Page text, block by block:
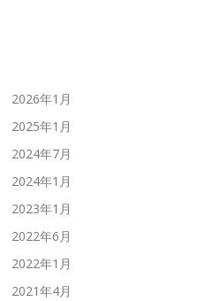
2026年1月
2025年1月
2024年7月
2024年1月
2023年1月
2022年6月
2022年1月
2021年4月